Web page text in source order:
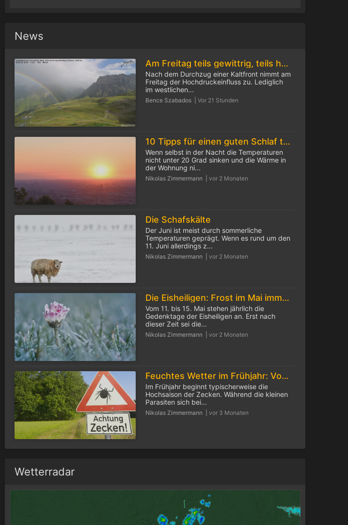
News
Am Freitag teils gewittrig, teils heiß
Bence Szabados | Vor 21 Stunden
Nach dem Durchzug einer Kaltfront nimmt am
Freitag der Hochdruckeinfluss zu. Lediglich
im westlichen...
10 Tipps für einen guten Schlaf trotz Hitze
Nikolas Zimmermann | vor 2 Monaten
Wenn selbst in der Nacht die Temperaturen
nicht unter 20 Grad sinken und die Wärme in
der Wohnung ni...
Die Schafskälte
Nikolas Zimmermann | vor 2 Monaten
Der Juni ist meist durch sommerliche
Temperaturen geprägt. Wenn es rund um den
11. Juni allerdings z...
Die Eisheiligen: Frost im Mai immer seltener
Nikolas Zimmermann | vor 2 Monaten
Vom 11. bis 15. Mai stehen jährlich die
Gedenktage der Eisheiligen an. Erst nach
dieser Zeit sei die...
Feuchtes Wetter im Frühjahr: Vorsicht Zecken!
Nikolas Zimmermann | vor 3 Monaten
Im Frühjahr beginnt typischerweise die
Hochsaison der Zecken. Während die kleinen
Parasiten sich bei...
Wetterradar